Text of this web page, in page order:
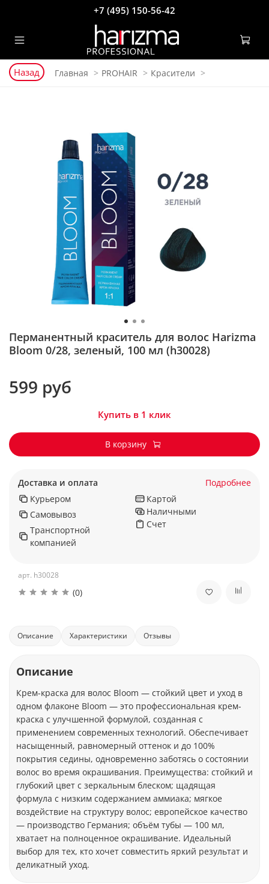
+7 (495) 150-56-42
Назад Главная PROHAIR Красители
арт. h30028
(0)
Перманентный краситель для волос Harizma
Bloom 0/28, зеленый, 100 мл (h30028)
599 руб
Купить в 1 клик
В корзину
Доставка и оплата
Подробнее
Курьером
Самовывоз
Транспортной
компанией
Картой
Наличными
Счет
Описание Характеристики Отзывы
Описание
Крем-краска для волос Bloom — стойкий цвет и уход в
одном флаконе Bloom — это профессиональная крем-
краска с улучшенной формулой, созданная с
применением современных технологий. Обеспечивает
насыщенный, равномерный оттенок и до 100%
покрытия седины, одновременно заботясь о состоянии
волос во время окрашивания. Преимущества: стойкий и
глубокий цвет с зеркальным блеском; щадящая
формула с низким содержанием аммиака; мягкое
воздействие на структуру волос; европейское качество
— производство Германия; объём тубы — 100 мл,
хватает на полноценное окрашивание. Идеальный
выбор для тех, кто хочет совместить яркий результат и
деликатный уход.